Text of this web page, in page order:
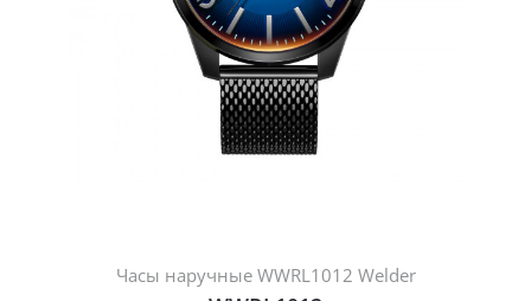
Часы наручные WWRL1012 Welder